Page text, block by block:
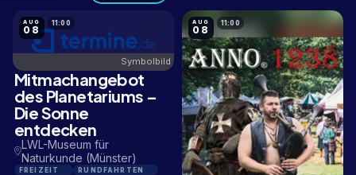
AUG
08
11:00
2,8 KM
Symbolbild
Mitmachangebot
des Planetariums –
Die Sonne
entdecken
LWL-Museum für
Naturkunde (Münster)
FREIZEIT RUNDFAHRTEN
AUG
08
11:00